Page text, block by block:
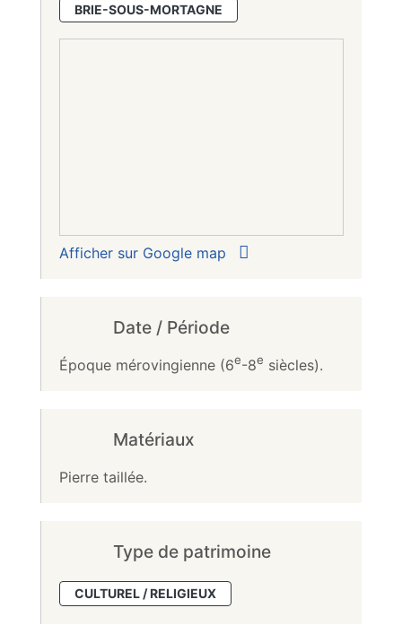
BRIE-SOUS-MORTAGNE
Afficher sur Google map
Date / Période
Époque mérovingienne (6e-8e siècles).
Matériaux
Pierre taillée.
Type de patrimoine
CULTUREL / RELIGIEUX